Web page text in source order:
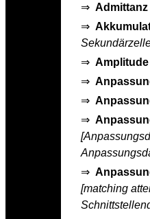
⇒ Admittanz
⇒
⇒ Amplitude
⇒
⇒
⇒
⇒
[matching